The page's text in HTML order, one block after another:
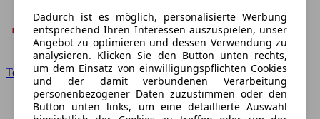
Toyota
Dadurch ist es möglich, personalisierte Werbung
entsprechend Ihren Interessen auszuspielen, unser
Angebot zu optimieren und dessen Verwendung zu
analysieren. Klicken Sie den Button unten rechts,
um dem Einsatz von einwilligungspflichten Cookies
und der damit verbundenen Verarbeitung
personenbezogener Daten zuzustimmen oder den
Button unten links, um eine detaillierte Auswahl